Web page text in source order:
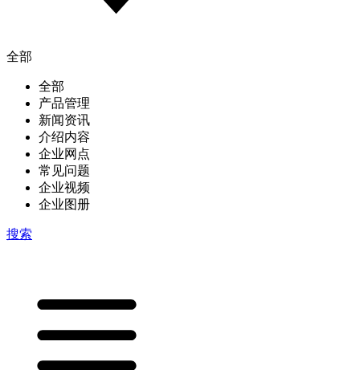
全部
全部
产品管理
新闻资讯
介绍内容
企业网点
常见问题
企业视频
企业图册
搜索